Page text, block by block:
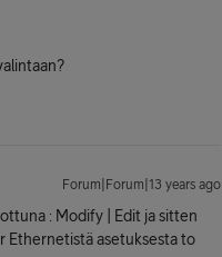
Forum|Forum|13 years ago
: Modify | Edit ja sitten
Ethernetistä asetuksesta to